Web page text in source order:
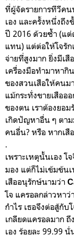
ที่ผู้จัดรายการทีวีคน
เอง และครั้งหนึ่งถึ
ปี 2016 ด้วยซ้ำ (แต่
แทน) แต่ต่อให้โจรั
จ่ายที่สูงมาก ยิ่งมีเสื
เครื่องมือทำมาหากิ
ของสวนเสือให้คน
แม้กระทั่งขายเสืออ
ของตน เราต้องยอ
เกิดปัญหาอื่น ๆ ตาม
คนอื่น? หรือ หากเ
.
เพราะเหตุนั้นเอง โ
มอง แต่ก็ไม่เข้มข้น
เสืออนุรักษ์นามว่า
โจ แครอลกล่าวหาว่
กำไร เธอจึงต่อสู้กับ
เกลียดแครอลมาก ถึ
เอง ร้อยละ 99.99